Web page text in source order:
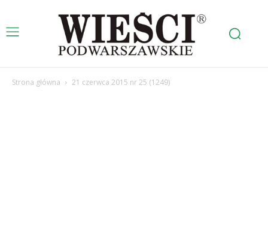
Strona główna 21 czerwca 2015 nr 25 (1249)